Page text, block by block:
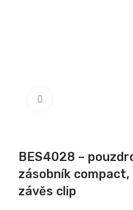
BES4028 –
zásobník compact,
závěs clip